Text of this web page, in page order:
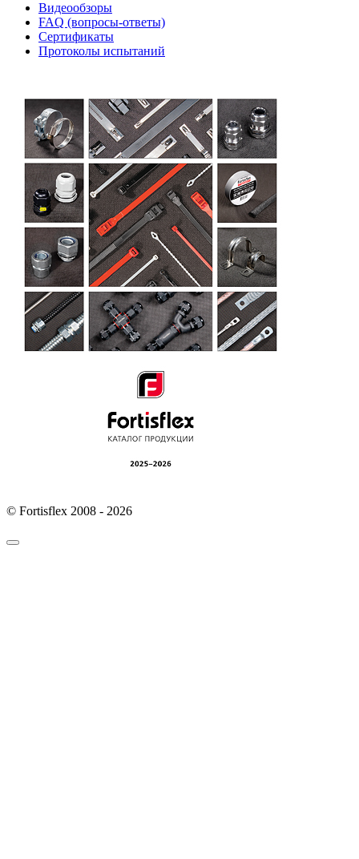
Видеообзоры
FAQ (вопросы-ответы)
Сертификаты
Протоколы испытаний
© Fortisflex 2008 - 2026